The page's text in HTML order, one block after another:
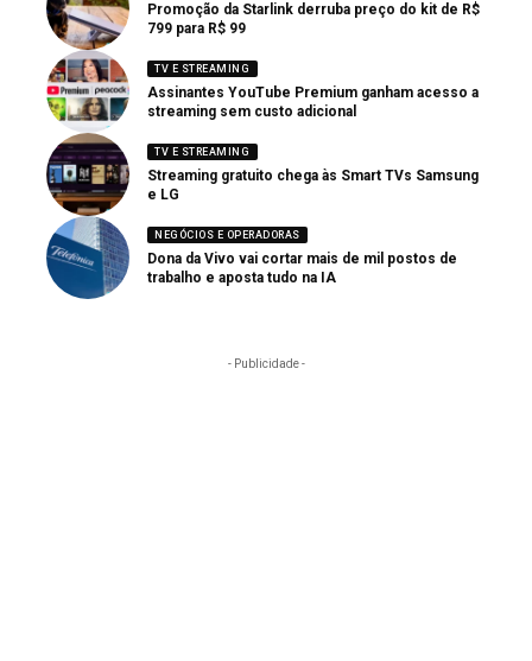
Promoção da Starlink derruba preço do kit de R$
799 para R$ 99
TV E STREAMING
Assinantes YouTube Premium ganham acesso a
streaming sem custo adicional
TV E STREAMING
Streaming gratuito chega às Smart TVs Samsung
e LG
NEGÓCIOS E OPERADORAS
Dona da Vivo vai cortar mais de mil postos de
trabalho e aposta tudo na IA
- Publicidade -